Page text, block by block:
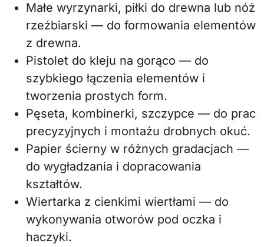
Małe wyrzynarki, piłki do drewna lub nóż
rzeźbiarski — do formowania elementów
z drewna.
Pistolet do kleju na gorąco — do
szybkiego łączenia elementów i
tworzenia prostych form.
Pęseta, kombinerki, szczypce — do prac
precyzyjnych i montażu drobnych okuć.
Papier ścierny w różnych gradacjach —
do wygładzania i dopracowania
kształtów.
Wiertarka z cienkimi wiertłami — do
wykonywania otworów pod oczka i
haczyki.